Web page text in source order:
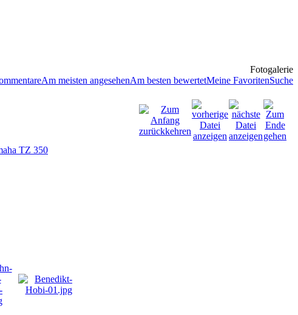
Fotogalerie
Am meisten angesehenAm besten bewertetMeine FavoritenSuche